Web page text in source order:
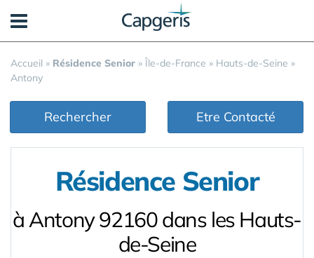
Accueil » Résidence Senior » Île-de-France » Hauts-de-Seine »
Antony
Rechercher Etre Contacté
Résidence Senior
à Antony 92160 dans les Hauts-
de-Seine